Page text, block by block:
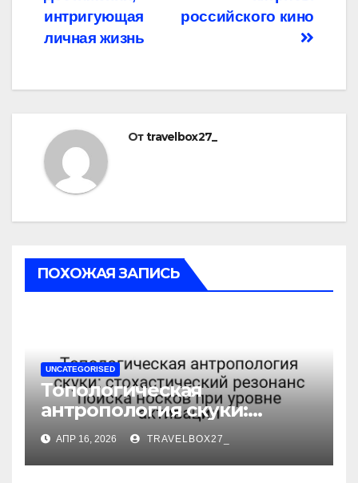
российского кино
интригующая
личная жизнь
Отtravelbox27_
ПОХОЖАЯ ЗАПИСЬ
UNCATEGORISED
Топологическая
антропология скуки:
стохастический резонанс
поиска носков при уровне
активации
АПР 16, 2026 TRAVELBOX27_